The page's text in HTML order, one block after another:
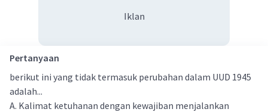
Iklan
Pertanyaan
berikut ini yang tidak termasuk perubahan dalam UUD 1945
adalah...
A. Kalimat ketuhanan dengan kewajiban menjalankan